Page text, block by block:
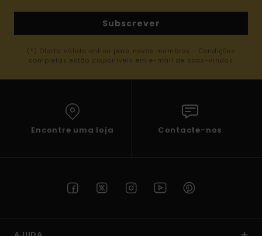
Subscrever
(*) Oferta válida online para novos membros - Condições
completas estão disponíveis em e-mail de boas-vindas
Encontre uma loja Contacte-nos